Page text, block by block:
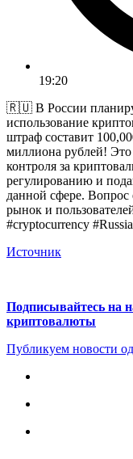
19:20
🇷🇺 В России
использование
штраф составит
миллиона рублей! Это
контроля за
регулированию и
данной сфере. Вопрос
рынок и
#cryptocurrency
Источник
Подписывайтесь на
криптовалюты
Публикуем новости